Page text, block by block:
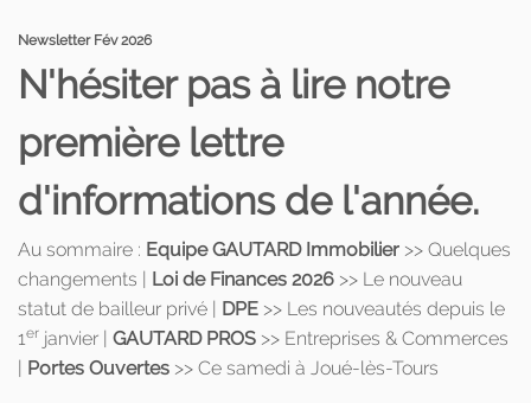
Newsletter Fév 2026
N'hésiter pas à lire notre
première lettre
d'informations de l'année.
Au sommaire : Equipe GAUTARD Immobilier >> Quelques
changements | Loi de Finances 2026 >> Le nouveau
statut de bailleur privé | DPE >> Les nouveautés depuis le
1er janvier | GAUTARD PROS >> Entreprises & Commerces
| Portes Ouvertes >> Ce samedi à Joué-lès-Tours